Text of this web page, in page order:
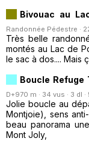
Bivouac au
Randonnée Pédestre ·
Très belle
montés au Lac de
le sac à dos.... Mais
Boucle Refuge
D+970 m · 34 vus · 3 dl ·
Jolie boucle au
Montjoie), sens
beau panorama
Mont Joly,